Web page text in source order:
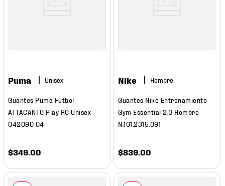
Puma
Guantes Puma Futbol
ATTACANTO Play RC Unisex
042090 04
$349 .00
Nike Hombre
Guantes Nike Entrenamiento
Gym Essential 2.0 Hombre
N.101.2315.091
$839 .00